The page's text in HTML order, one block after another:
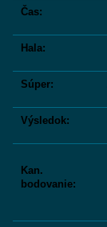
Čas:
Hala:
Súper:
Výsledok:
Kan.
bodovanie: